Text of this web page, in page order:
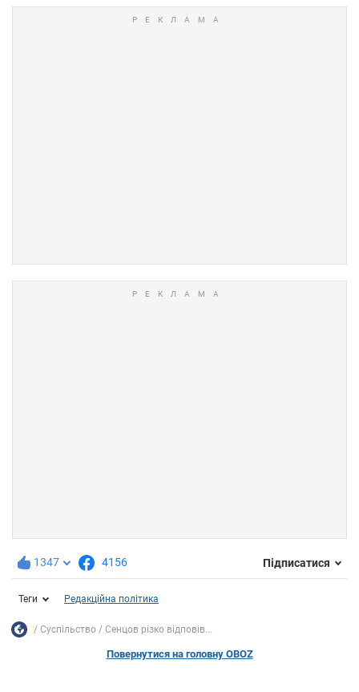
1347 4156 Підписатися
Теги Редакційна політика
Суспільство Сенцов різко відповів...
Повернутися на головну OBOZ